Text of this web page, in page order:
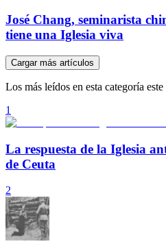
José Chang, seminarista
tiene una Iglesia viva
Cargar más artículos
Los más leídos en esta categoría este
1
La respuesta de la Iglesia
de Ceuta
2